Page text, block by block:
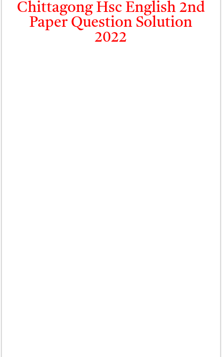
Chittagong Hsc English 2nd
Paper Question Solution
2022